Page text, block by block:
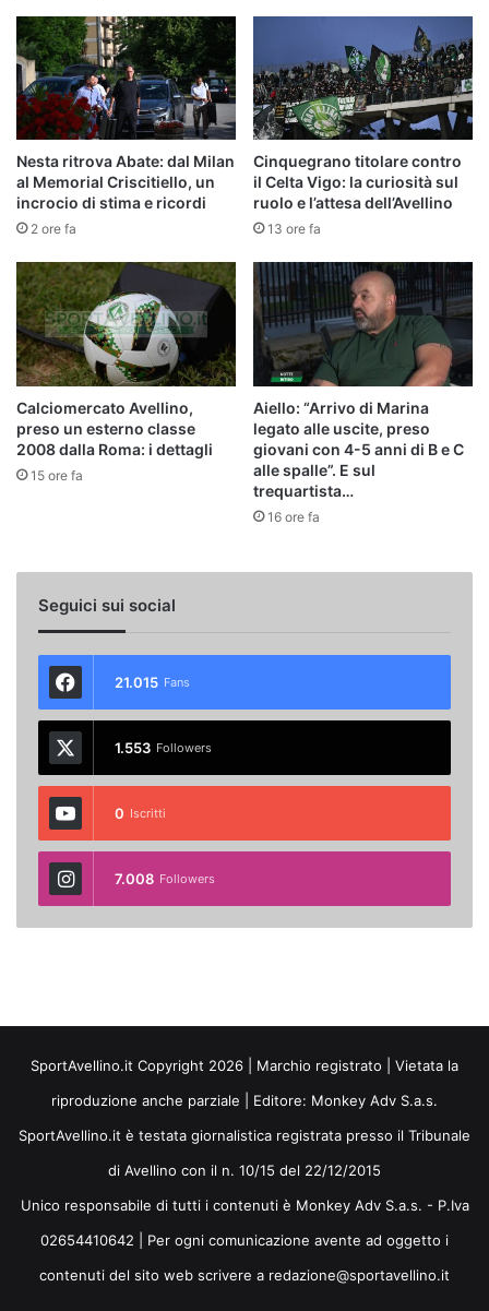
Nesta ritrova Abate: dal Milan
al Memorial Criscitiello, un
incrocio di stima e ricordi
2 ore fa
Cinquegrano titolare contro
il Celta Vigo: la curiosità sul
ruolo e l’attesa dell’Avellino
13 ore fa
Calciomercato Avellino,
preso un esterno classe
2008 dalla Roma: i dettagli
15 ore fa
Aiello: “Arrivo di Marina
legato alle uscite, preso
giovani con 4-5 anni di B e C
alle spalle”. E sul
trequartista…
16 ore fa
Seguici sui social
21.015 Fans
1.553 Followers
0 Iscritti
7.008 Followers
SportAvellino.it Copyright 2026 | Marchio registrato | Vietata la
riproduzione anche parziale | Editore: Monkey Adv S.a.s.
SportAvellino.it è testata giornalistica registrata presso il Tribunale
di Avellino con il n. 10/15 del 22/12/2015
Unico responsabile di tutti i contenuti è Monkey Adv S.a.s. - P.Iva
02654410642 | Per ogni comunicazione avente ad oggetto i
contenuti del sito web scrivere a redazione@sportavellino.it